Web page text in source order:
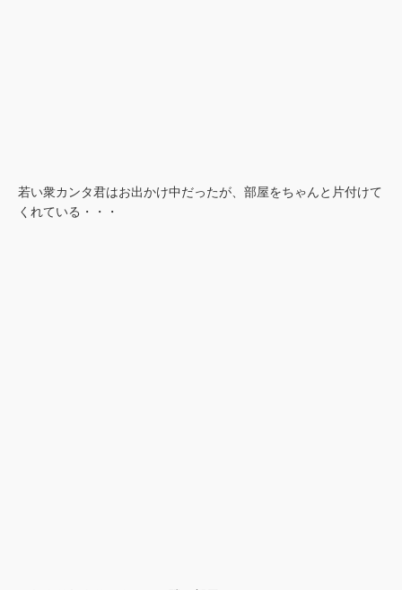
若い衆カンタ君はお出かけ中だったが、部屋をちゃんと片付けて
くれている・・・